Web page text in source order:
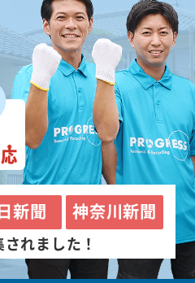
新聞 神奈川新聞
れました！